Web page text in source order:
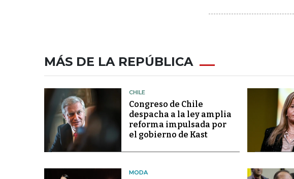
MÁS DE LA REPÚBLICA
CHILE
Congreso de Chile
despacha a la ley amplia
reforma impulsada por
el gobierno de Kast
MODA